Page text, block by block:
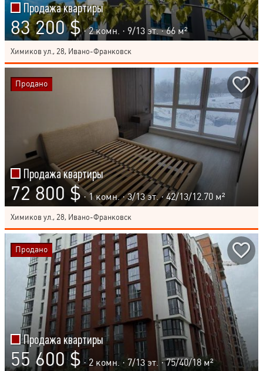
Продажа квартиры
83 200 $ · 2 комн. · 9/13 эт. · 66 м²
Химиков ул., 28, Ивано-Франковск
Продажа квартиры
72 800 $ · 1 комн. ·3/13эт. · 42/13/12.70 м²
Химиков ул., 28, Ивано-Франковск
Продано
Продажа квартиры
55 600 $ · 2 комн. · 7/13 эт. · 75/40/18 м²
Продано